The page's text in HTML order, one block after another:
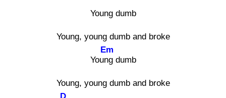
Young dumb
Young, young dumb and broke
Young
Em
dumb
Young, young dumb and broke
D